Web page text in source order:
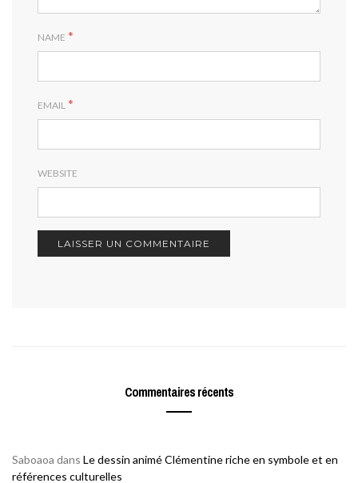
NAME *
EMAIL *
WEBSITE
Commentaires récents
Saboaoa dans Le dessin animé Clémentine riche en symbole et en
références culturelles